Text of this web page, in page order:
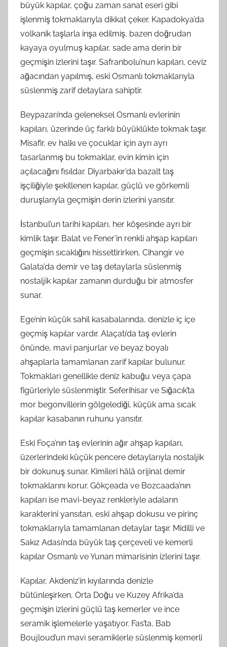
büyük kapılar, çoğu zaman sanat eseri gibi
işlenmiş tokmaklarıyla dikkat çeker. Kapadokya’da
volkanik taşlarla inşa edilmiş, bazen doğrudan
kayaya oyulmuş kapılar, sade ama derin bir
geçmişin izlerini taşır. Safranbolu’nun kapıları, ceviz
ağacından yapılmış, eski Osmanlı tokmaklarıyla
süslenmiş zarif detaylara sahiptir.
Beypazarı’nda geleneksel Osmanlı evlerinin
kapıları, üzerinde üç farklı büyüklükte tokmak taşır.
Misafir, ev halkı ve çocuklar için ayrı ayrı
tasarlanmış bu tokmaklar, evin kimin için
açılacağını fısıldar. Diyarbakır’da bazalt taş
işçiliğiyle şekillenen kapılar, güçlü ve görkemli
duruşlarıyla geçmişin derin izlerini yansıtır.
İstanbul’un tarihi kapıları, her köşesinde ayrı bir
kimlik taşır. Balat ve Fener’in renkli ahşap kapıları
geçmişin sıcaklığını hissettirirken, Cihangir ve
Galata’da demir ve taş detaylarla süslenmiş
nostaljik kapılar zamanın durduğu bir atmosfer
sunar.
Ege’nin küçük sahil kasabalarında, denizle iç içe
geçmiş kapılar vardır. Alaçatı’da taş evlerin
önünde, mavi panjurlar ve beyaz boyalı
ahşaplarla tamamlanan zarif kapılar bulunur.
Tokmakları genellikle deniz kabuğu veya çapa
figürleriyle süslenmiştir. Seferihisar ve Sığacık’ta
mor begonvillerin gölgelediği, küçük ama sıcak
kapılar kasabanın ruhunu yansıtır.
Eski Foça’nın taş evlerinin ağır ahşap kapıları,
üzerlerindeki küçük pencere detaylarıyla nostaljik
bir dokunuş sunar. Kimileri hâlâ orijinal demir
tokmaklarını korur. Gökçeada ve Bozcaada’nın
kapıları ise mavi-beyaz renkleriyle adaların
karakterini yansıtan, eski ahşap dokusu ve pirinç
tokmaklarıyla tamamlanan detaylar taşır. Midilli ve
Sakız Adası’nda büyük taş çerçeveli ve kemerli
kapılar Osmanlı ve Yunan mimarisinin izlerini taşır.
Kapılar, Akdeniz’in kıyılarında denizle
bütünleşirken, Orta Doğu ve Kuzey Afrika’da
geçmişin izlerini güçlü taş kemerler ve ince
seramik işlemelerle yaşatıyor. Fas’ta, Bab
Boujloud’un mavi seramiklerle süslenmiş kemerli